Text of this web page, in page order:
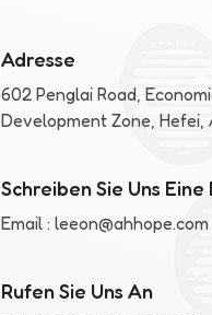
Adresse
602 Penglai Road,
Development Zone, Hefei,
Schreiben Sie Uns
Email :leeon@ahhope.com
Rufen Sie Uns An